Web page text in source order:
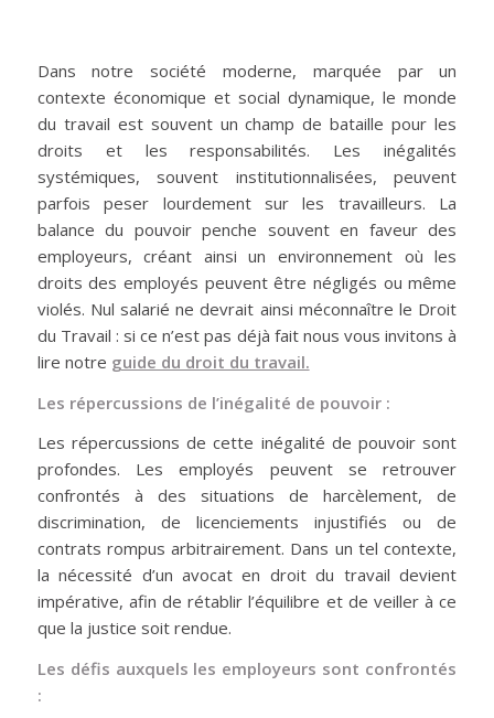
Dans notre société moderne, marquée par un
contexte économique et social dynamique, le monde
du travail est souvent un champ de bataille pour les
droits et les responsabilités. Les inégalités
systémiques, souvent institutionnalisées, peuvent
parfois peser lourdement sur les travailleurs. La
balance du pouvoir penche souvent en faveur des
employeurs, créant ainsi un environnement où les
droits des employés peuvent être négligés ou même
violés. Nul salarié ne devrait ainsi méconnaître le Droit
du Travail : si ce n’est pas déjà fait nous vous invitons à
lire notre guide du droit du travail.
Les répercussions de l’inégalité de pouvoir :
Les répercussions de cette inégalité de pouvoir sont
profondes. Les employés peuvent se retrouver
confrontés à des situations de harcèlement, de
discrimination, de licenciements injustifiés ou de
contrats rompus arbitrairement. Dans un tel contexte,
la nécessité d’un avocat en droit du travail devient
impérative, afin de rétablir l’équilibre et de veiller à ce
que la justice soit rendue.
Les défis auxquels les employeurs sont confrontés
: